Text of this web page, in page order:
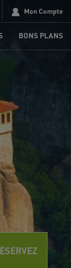
Mon Compte
BONS PLANS